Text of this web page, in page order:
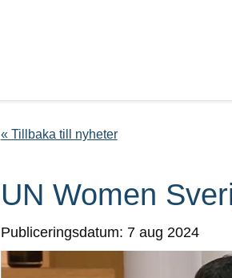
« Tillbaka till nyheter
UN Women
Publiceringsdatum: 7 aug 2024